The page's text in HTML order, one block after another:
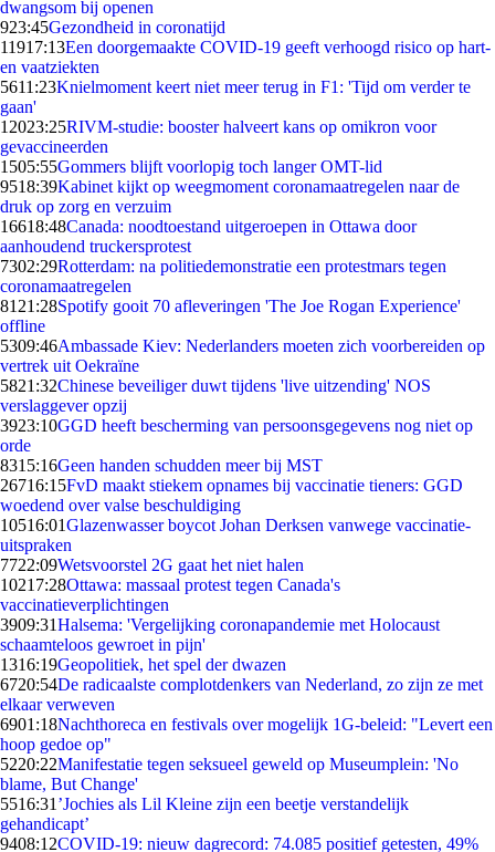
dwangsom bij openen
923:45Gezondheid in coronatijd
11917:13Een doorgemaakte COVID-19 geeft verhoogd risico op hart-
en vaatziekten
5611:23Knielmoment keert niet meer terug in F1: 'Tijd om verder te
gaan'
12023:25RIVM-studie: booster halveert kans op omikron voor
gevaccineerden
1505:55Gommers blijft voorlopig toch langer OMT-lid
9518:39Kabinet kijkt op weegmoment coronamaatregelen naar de
druk op zorg en verzuim
16618:48Canada: noodtoestand uitgeroepen in Ottawa door
aanhoudend truckersprotest
7302:29Rotterdam: na politiedemonstratie een protestmars tegen
coronamaatregelen
81 21:28Spotify gooit 70 afleveringen 'The Joe Rogan Experience'
offline
5309:46Ambassade Kiev: Nederlanders moeten zich voorbereiden op
vertrek uit Oekraïne
5821:32Chinese beveiliger duwt tijdens 'live uitzending' NOS
verslaggever opzij
3923:10GGD heeft bescherming van persoonsgegevens nog niet op
orde
8315:16Geen handen schudden meer bij MST
26716:15FvD maakt stiekem opnames bij vaccinatie tieners: GGD
woedend over valse beschuldiging
10516:01Glazenwasser boycot Johan Derksen vanwege vaccinatie-
uitspraken
7722:09Wetsvoorstel 2G gaat het niet halen
10217:28Ottawa: massaal protest tegen Canada's
vaccinatieverplichtingen
3909:31Halsema: 'Vergelijking coronapandemie met Holocaust
schaamteloos gewroet in pijn'
1316:19Geopolitiek, het spel der dwazen
6720:54De radicaalste complotdenkers van Nederland, zo zijn ze met
elkaar verweven
6901:18Nachthoreca en festivals over mogelijk 1G-beleid: "Levert een
hoop gedoe op"
5220:22Manifestatie tegen seksueel geweld op Museumplein: 'No
blame, But Change'
5516:31 ’Jochies als Lil Kleine zijn een beetje verstandelijk
gehandicapt’
9408:12COVID-19: nieuw dagrecord: 74.085 positief getesten, 49%